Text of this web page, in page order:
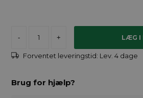
- +
Forventet leveringstid: Lev. 4 dage
Brug for hjælp?